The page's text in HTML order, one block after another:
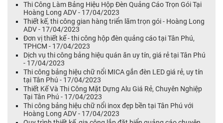
Thi Công Làm Bảng Hiệu Hộp Đèn Quảng Cáo Trọn Gói Tại
Hoàng Long ADV - 17/04/2023
Thiết kế, thi công gian hàng triển lãm trọn gói - Hoàng Long
ADV - 17/04/2023
Đơn vị thiết kế - thi công hộp đèn quảng cáo tại Tân Phú,
TPHCM - 17/04/2023
Dịch vụ thi công bảng hiệu quán ăn uy tín, giá rẻ tại Tân Phú
- 17/04/2023
Thi công bảng hiệu chữ nổi MICA gắn đèn LED giá rẻ, uy tín
tại Tân Phú - 17/04/2023
Thiết Kế Và Thi Công Mặt Dựng Alu Giá Rẻ, Chuyên Nghiệp
Tại Tân Phú - 17/04/2023
Thi công bảng hiệu chữ nổi inox đẹp bền tại Tân Phú với
Hoàng Long ADV - 17/04/2023